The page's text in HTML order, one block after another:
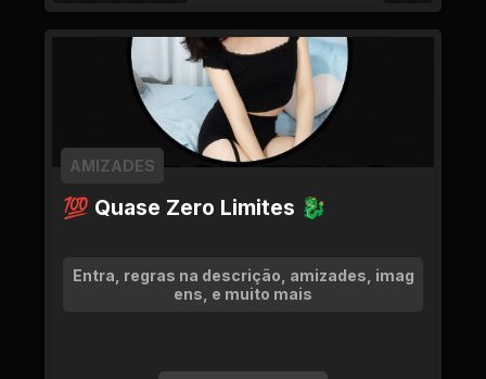
💯 Quase Zero Limites 🐉
AMIZADES
Entra, regras na descrição, amizades, imag
ens, e muito mais